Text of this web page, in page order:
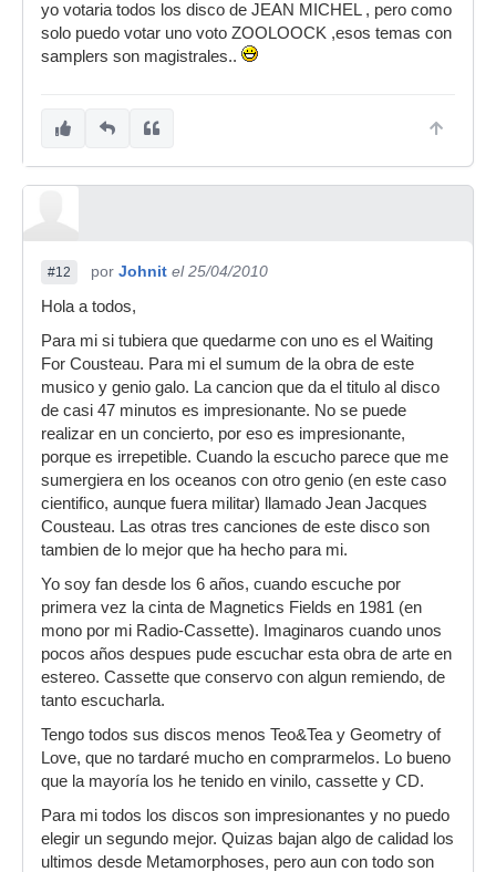
yo votaria todos los disco de JEAN MICHEL , pero como
solo puedo votar uno voto ZOOLOOCK ,esos temas con
samplers son magistrales..
#12 por Johnit el 25/04/2010
Hola a todos,
Para mi si tubiera que quedarme con uno es el Waiting
For Cousteau. Para mi el sumum de la obra de este
musico y genio galo. La cancion que da el titulo al disco
de casi 47 minutos es impresionante. No se puede
realizar en un concierto, por eso es impresionante,
porque es irrepetible. Cuando la escucho parece que me
sumergiera en los oceanos con otro genio (en este caso
cientifico, aunque fuera militar) llamado Jean Jacques
Cousteau. Las otras tres canciones de este disco son
tambien de lo mejor que ha hecho para mi.
Yo soy fan desde los 6 años, cuando escuche por
primera vez la cinta de Magnetics Fields en 1981 (en
mono por mi Radio-Cassette). Imaginaros cuando unos
pocos años despues pude escuchar esta obra de arte en
estereo. Cassette que conservo con algun remiendo, de
tanto escucharla.
Tengo todos sus discos menos Teo&Tea y Geometry of
Love, que no tardaré mucho en comprarmelos. Lo bueno
que la mayoría los he tenido en vinilo, cassette y CD.
Para mi todos los discos son impresionantes y no puedo
elegir un segundo mejor. Quizas bajan algo de calidad los
ultimos desde Metamorphoses, pero aun con todo son